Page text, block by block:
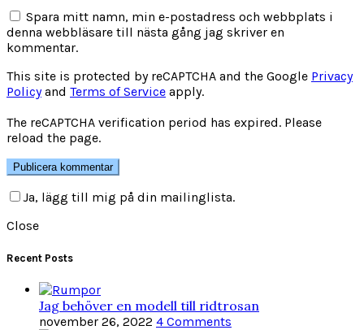
Spara mitt namn, min e-postadress och webbplats i
denna webbläsare till nästa gång jag skriver en
kommentar.
This site is protected by reCAPTCHA and the Google Privacy
Policyand Terms of Service apply.
The reCAPTCHA verification period has expired. Please
reload the page.
Ja, lägg till mig på din mailinglista.
Close
Recent Posts
Jag behöver en modell till ridtrosan
november 26, 2022 4 Comments